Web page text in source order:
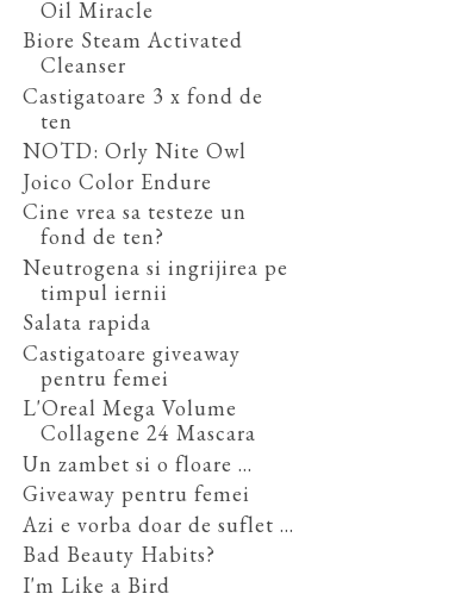
Oil Miracle
Biore Steam Activated
Cleanser
Castigatoare 3 x fond de
ten
NOTD: Orly Nite Owl
Joico Color Endure
Cine vrea sa testeze un
fond de ten?
Neutrogena si ingrijirea pe
timpul iernii
Salata rapida
Castigatoare giveaway
pentru femei
L'Oreal Mega Volume
Collagene 24 Mascara
Un zambet si o floare ...
Giveaway pentru femei
Azi e vorba doar de suflet ...
Bad Beauty Habits?
I'm Like a Bird